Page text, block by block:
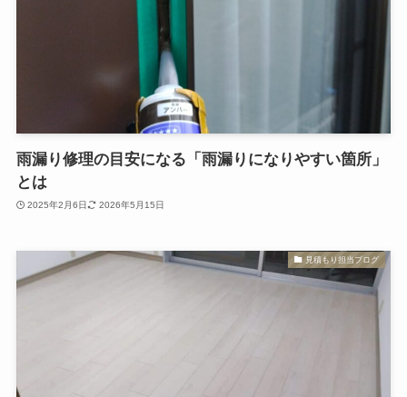
雨漏り修理の目安になる「雨漏りになりやすい箇所」
とは
2025年2月6日 2026年5月15日
見積もり担当ブログ